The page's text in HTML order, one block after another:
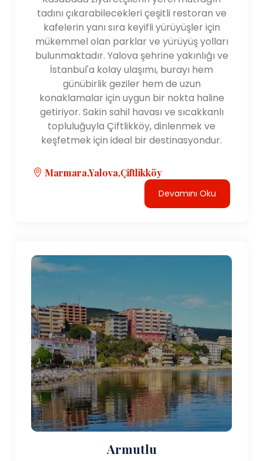
tadını çıkarabilecekleri çeşitli restoran ve
kafelerin yanı sıra keyifli yürüyüşler için
mükemmel olan parklar ve yürüyüş yolları
bulunmaktadır. Yalova şehrine yakınlığı ve
İstanbul'a kolay ulaşımı, burayı hem
günübirlik geziler hem de uzun
konaklamalar için uygun bir nokta haline
getiriyor. Sakin sahil havası ve sıcakkanlı
topluluğuyla Çiftlikköy, dinlenmek ve
keşfetmek için ideal bir destinasyondur.
Marmara,Yalova,Çiftlikköy
Devamını Oku
Armutlu